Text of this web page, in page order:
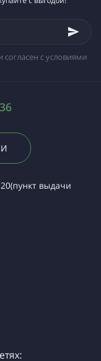
согласен с условиями
выдачи